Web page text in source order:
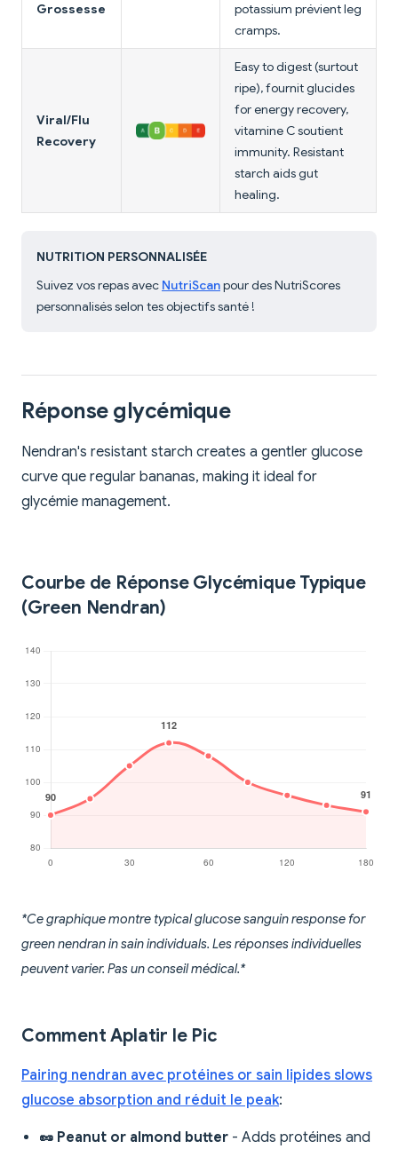
Grossesse
potassium prévient leg
cramps.
Viral/Flu
Recovery
Easy to digest (surtout
ripe), fournit glucides
for energy recovery,
vitamine C soutient
immunity. Resistant
starch aids gut
healing.
NUTRITION PERSONNALISÉE
Suivez vos repas avec NutriScanpour des NutriScores
personnalisés selon tes objectifs santé !
Réponse glycémique
Nendran's resistant starch creates a gentler glucose
curve que regular bananas, making it ideal for
glycémie management.
Courbe de Réponse Glycémique Typique
(Green Nendran)
*Ce graphique montre typical glucose sanguin response for
green nendran in sain individuals. Les réponses individuelles
peuvent varier. Pas un conseil médical.*
Comment Aplatir le Pic
Pairing nendran avec protéines or sain lipides slows
glucose absorption and réduit le peak:
🥜 Peanut or almond butter - Adds protéines and